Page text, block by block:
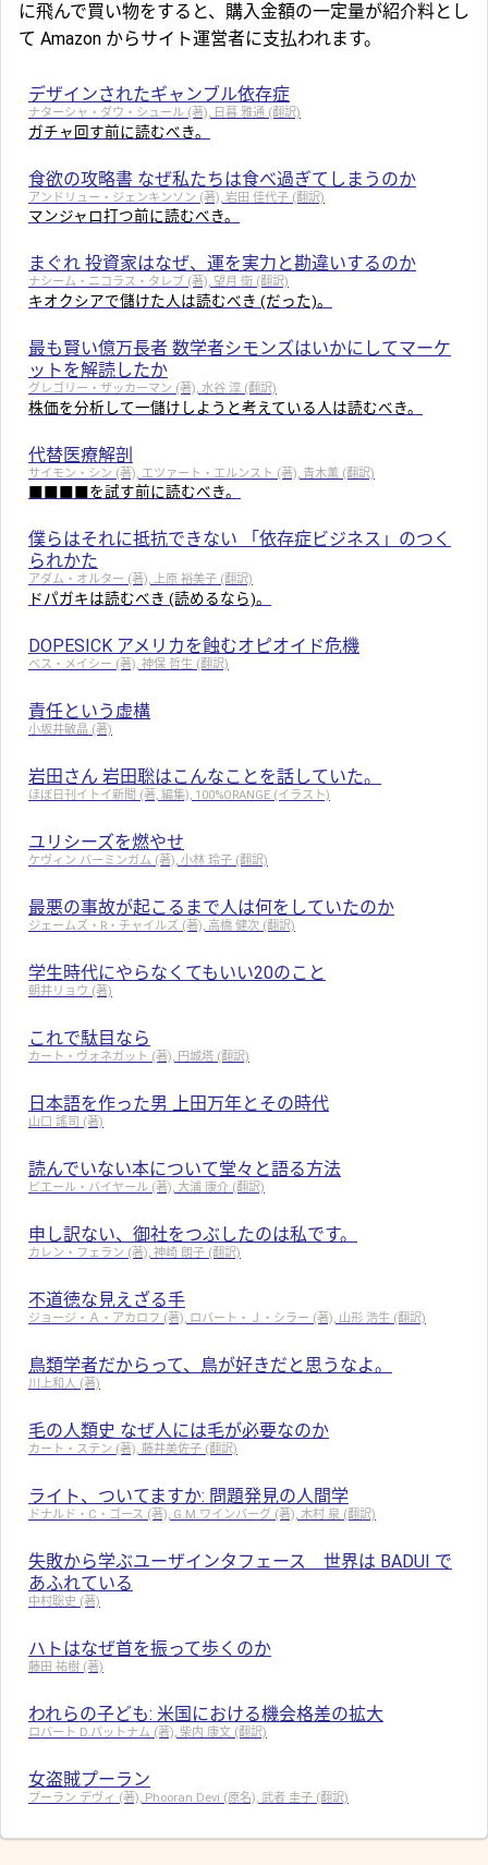
に飛んで買い物をすると、購入金額の一定量が紹介料とし
て Amazon からサイト運営者に支払われます。
デザインされたギャンブル依存症
ナターシャ・ダウ・シュール (著), 日暮 雅通 (翻訳)
ガチャ回す前に読むべき。
食欲の攻略書 なぜ私たちは食べ過ぎてしまうのか
アンドリュー・ジェンキンソン (著), 岩田 佳代子 (翻訳)
マンジャロ打つ前に読むべき。
まぐれ 投資家はなぜ、運を実力と勘違いするのか
ナシーム・ニコラス・タレブ (著), 望月 衛 (翻訳)
キオクシアで儲けた人は読むべき (だった)。
最も賢い億万長者 数学者シモンズはいかにしてマーケ
ットを解読したか
グレゴリー・ザッカーマン (著), 水谷 淳 (翻訳)
株価を分析して一儲けしようと考えている人は読むべき。
代替医療解剖
サイモン・シン (著), エツァート・エルンスト (著), 青木薫 (翻訳)
■■■■を試す前に読むべき。
僕らはそれに抵抗できない 「依存症ビジネス」のつく
られかた
アダム・オルター (著), 上原 裕美子 (翻訳)
ドパガキは読むべき (読めるなら)。
DOPESICK アメリカを蝕むオピオイド危機
ベス・メイシー (著), 神保 哲生 (翻訳)
責任という虚構
小坂井敏晶 (著)
岩田さん 岩田聡はこんなことを話していた。
ほぼ日刊イトイ新聞 (著, 編集), 100%ORANGE (イラスト)
ユリシーズを燃やせ
ケヴィン バーミンガム (著), 小林 玲子 (翻訳)
最悪の事故が起こるまで人は何をしていたのか
ジェームズ・R・チャイルズ (著), 高橋 健次 (翻訳)
学生時代にやらなくてもいい20のこと
朝井リョウ (著)
これで駄目なら
カート・ヴォネガット (著), 円城塔 (翻訳)
日本語を作った男 上田万年とその時代
山口 謠司 (著)
読んでいない本について堂々と語る方法
ピエール・バイヤール (著), 大浦 康介 (翻訳)
申し訳ない、御社をつぶしたのは私です。
カレン・フェラン (著), 神崎 朗子 (翻訳)
不道徳な見えざる手
ジョージ・Ａ・アカロフ (著), ロバート・Ｊ・シラー (著), 山形 浩生 (翻訳)
鳥類学者だからって、鳥が好きだと思うなよ。
川上和人 (著)
毛の人類史 なぜ人には毛が必要なのか
カート・ステン (著), 藤井美佐子 (翻訳)
ライト、ついてますか: 問題発見の人間学
ドナルド・C・ゴース (著), G.M.ワインバーグ (著), 木村 泉 (翻訳)
失敗から学ぶユーザインタフェース 世界は BADUI で
あふれている
中村聡史 (著)
ハトはなぜ首を振って歩くのか
藤田 祐樹 (著)
われらの子ども: 米国における機会格差の拡大
ロバート D.パットナム (著), 柴内 康文 (翻訳)
女盗賊プーラン
プーラン デヴィ (著), Phooran Devi (原名), 武者 圭子 (翻訳)